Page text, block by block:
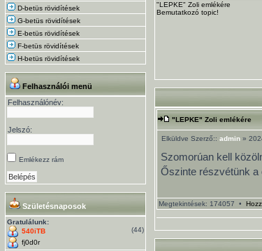
D-betüs rövidítések
G-betüs rövidítések
E-betüs rövidítések
F-betüs rövidítések
H-betüs rövidítések
Felhasználói menü
Felhasználónév:
Jelszó:
Emlékezz rám
Születésnaposok
Gratulálunk:
540iTB
(44)
fj0d0r
"LEPKE" Zoli emlékére
Bemutatkozó topic!
"LEPKE" Zoli emlékére
Elküldve Szerző:: admin »
Szomorúan kell
Őszinte részvétünk a
Megtekintések: 174057 •